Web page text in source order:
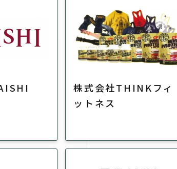
株式会社THINKフィ
ットネス